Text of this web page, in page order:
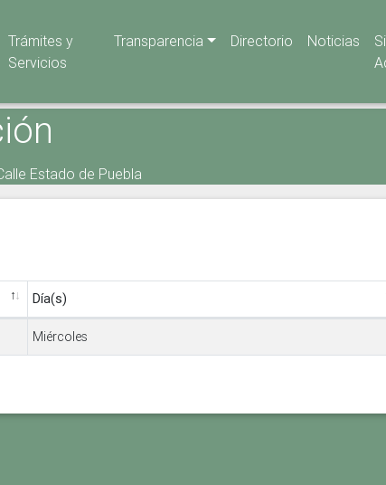
Trámites y
Servicios
Transparencia Directorio Noticias
Estado de Puebla
Día(s)
Miércoles